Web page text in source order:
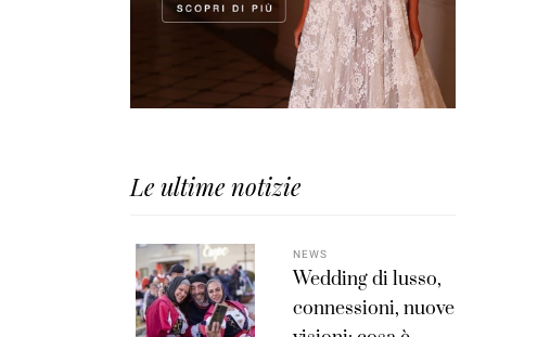
Le ultime notizie
NEWS
Wedding di lusso,
connessioni, nuove